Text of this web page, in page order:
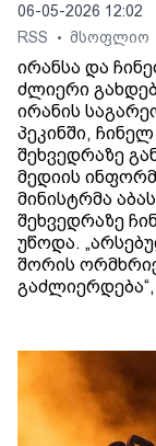
06-05-2026 12:02
RSS
• მსოფლიო
ირანსა და
ძლიერი
ირანის
პეკინში,
შეხვედრაზე
მედიის
მინისტრმა
შეხვედრაზე
უწოდა.
შორის